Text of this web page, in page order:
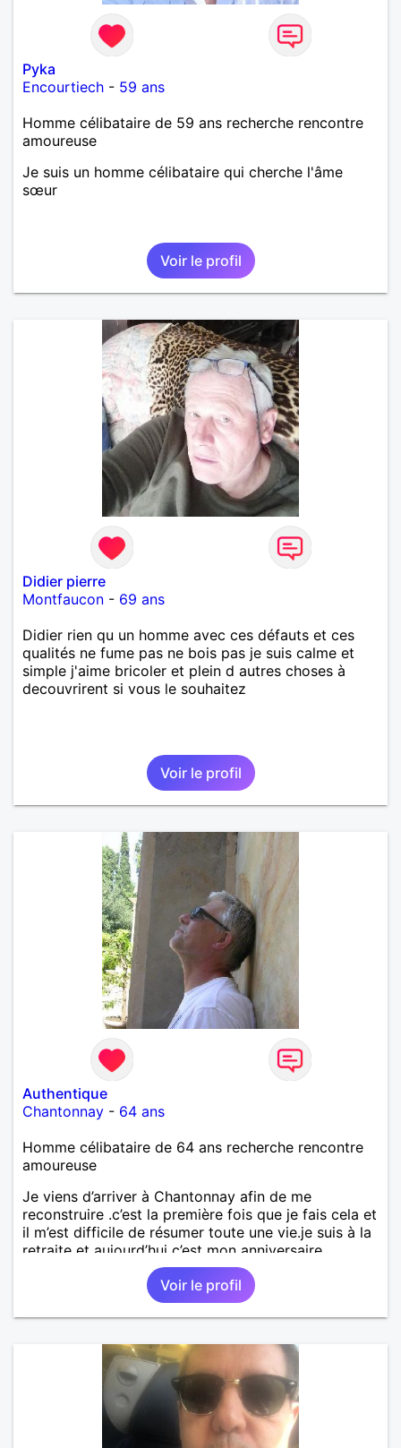
Pyka
Encourtiech - 59 ans
Homme célibataire de 59 ans recherche rencontre
amoureuse
Je suis un homme célibataire qui cherche l'âme
sœur
Voir le profil
Didier pierre
Montfaucon - 69 ans
Didier rien qu un homme avec ces défauts et ces
qualités ne fume pas ne bois pas je suis calme et
simple j'aime bricoler et plein d autres choses à
decouvrirent si vous le souhaitez
Voir le profil
Authentique
Chantonnay - 64 ans
Homme célibataire de 64 ans recherche rencontre
amoureuse
Je viens d’arriver à Chantonnay afin de me
reconstruire .c’est la première fois que je fais cela et
il m’est difficile de résumer toute une vie.je suis à la
retraite et aujourd’hui c’est mon anniversaire
!J’aimerais rencontrer quelqu’un qui partage les
mêmes valeurs qui font de quelqu’un un être humain
Voir le profil